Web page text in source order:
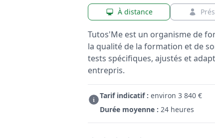
À distance
Tutos'Me est un organisme de
la qualité de la formation et de
tests spécifiques, ajustés et
entrepris.
Tarif indicatif : environ 3 840 €
Durée moyenne : 24 heures